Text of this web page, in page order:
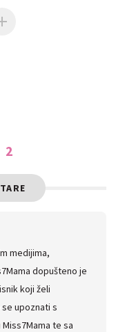
2
medijima,
dopušteno je
koji želi
upoznati s
te sa